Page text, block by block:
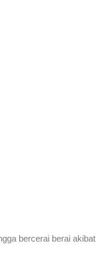
bercerai berai akibat